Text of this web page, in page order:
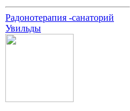
Радонотерапия -санаторий
Увильды